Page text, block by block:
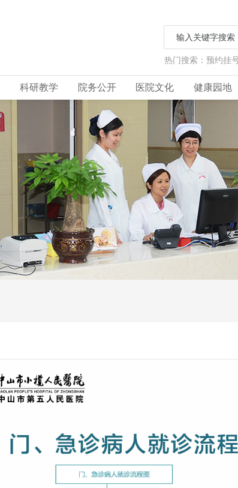
热门搜索：预约挂
科研教学 院务公开 医院文化 健康园地